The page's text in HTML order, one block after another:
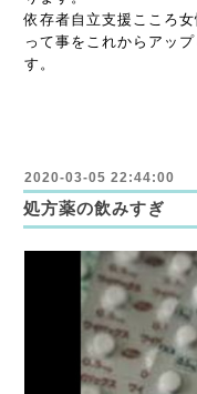
依存者自立支援こころ
って事をこれからアッ
す。
2020-03-05 22:44:00
処方薬の飲みすぎ